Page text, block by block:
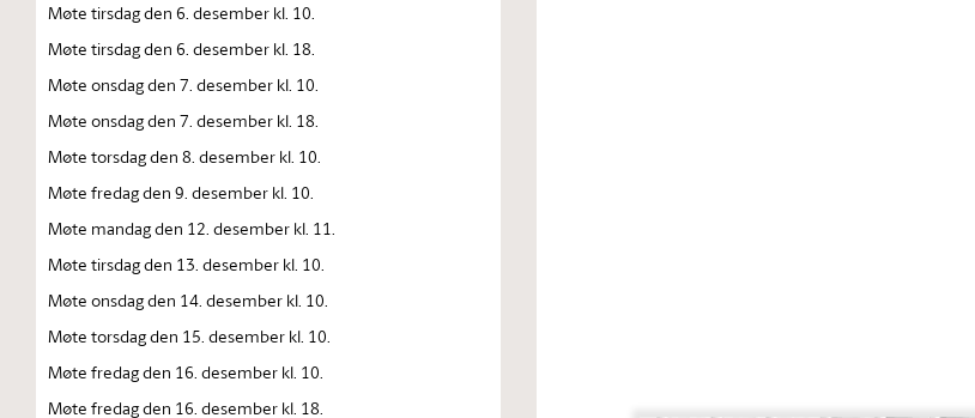
Møte tirsdag den 6. desember kl. 10.
Møte tirsdag den 6. desember kl. 18.
Møte onsdag den 7. desember kl. 10.
Møte onsdag den 7. desember kl. 18.
Møte torsdag den 8. desember kl. 10.
Møte fredag den 9. desember kl. 10.
Møte mandag den 12. desember kl. 11.
Møte tirsdag den 13. desember kl. 10.
Møte onsdag den 14. desember kl. 10.
Møte torsdag den 15. desember kl. 10.
Møte fredag den 16. desember kl. 10.
Møte fredag den 16. desember kl. 18.